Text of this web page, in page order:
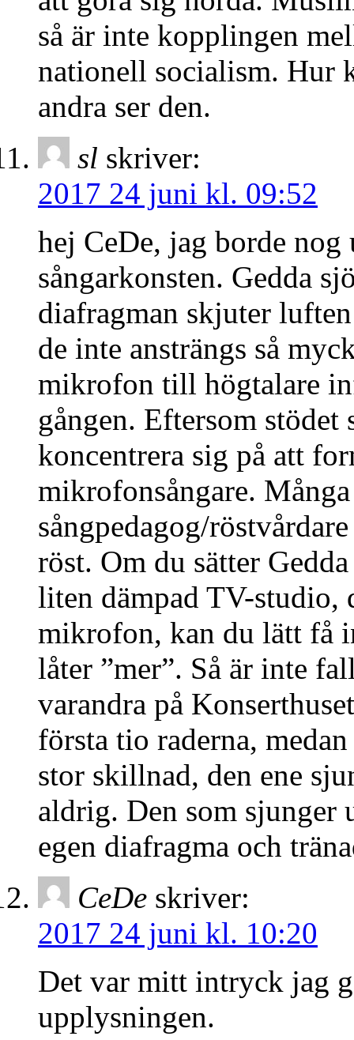
så är inte kopplingen
nationell socialism. Hur
andra ser den.
sl skriver:
2017 24 juni kl. 09:52
hej CeDe, jag borde
sångarkonsten. Gedda
diafragman skjuter
de inte ansträngs så
mikrofon till högtalare
gången. Eftersom
koncentrera sig på att
mikrofonsångare.
sångpedagog/
röst. Om du sätter
liten dämpad TV-studio,
mikrofon, kan du lätt få
låter ”mer”. Så är inte
varandra på
första tio raderna,
stor skillnad, den ene
aldrig. Den som sjunger
egen diafragma och
CeDe skriver:
2017 24 juni kl. 10:20
Det var mitt intryck jag
upplysningen.